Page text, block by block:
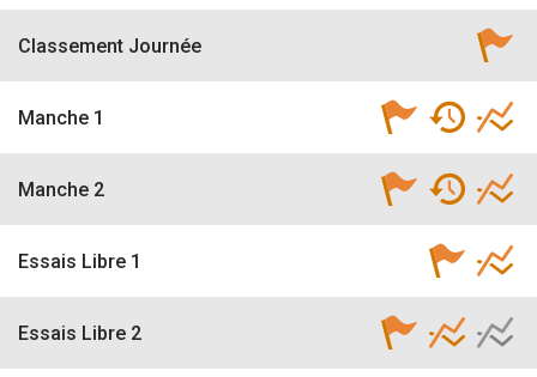
Classement Journée
Manche 1
Manche 2
Essais Libre 1
Essais Libre 2